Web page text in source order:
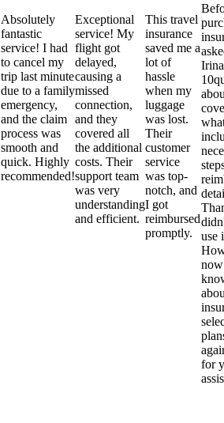
Absolutely
fantastic
service! I had
to cancel my
trip last minute
due to a family
emergency,
and the claim
process was
smooth and
quick. Highly
recommended!
Exceptional
service! My
flight got
delayed,
causing a
missed
connection,
and they
covered all
the additional
costs. Their
support team
was very
understanding
and efficient.
This travel
insurance
saved me a
lot of
hassle
when my
luggage
was lost.
Their
customer
service
was top-
notch, and
I got
reimbursed
promptly.
use
for